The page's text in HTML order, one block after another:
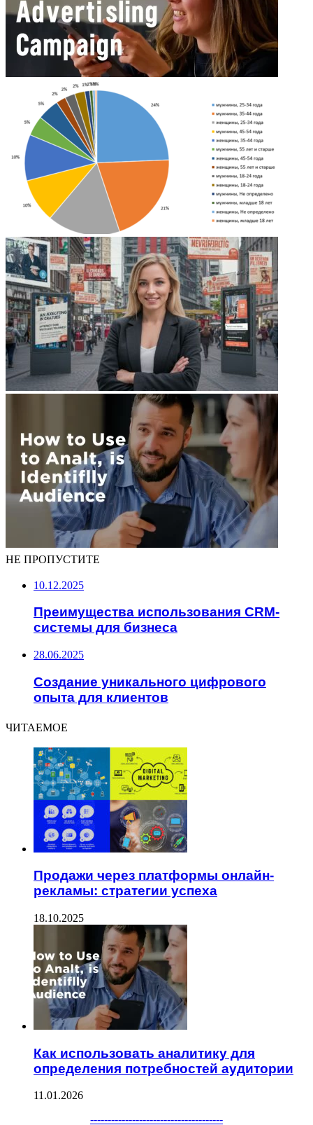
НЕ ПРОПУСТИТЕ
10.12.2025
Преимущества использования CRM-
системы для бизнеса
28.06.2025
Создание уникального цифрового
опыта для клиентов
ЧИТАЕМОЕ
Продажи через платформы онлайн-
рекламы: стратегии успеха
18.10.2025
Как использовать аналитику для
определения потребностей аудитории
11.01.2026
--------------------------------------